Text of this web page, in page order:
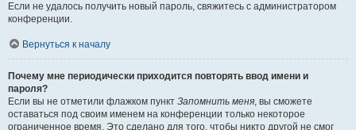
Если не удалось получить новый пароль, свяжитесь с администратором
конференции.
Вернуться к началу
Почему мне периодически приходится повторять ввод имени и
пароля?
Если вы не отметили флажком пункт Запомнить меня, вы сможете
оставаться под своим именем на конференции только некоторое
ограниченное время. Это сделано для того, чтобы никто другой не смог